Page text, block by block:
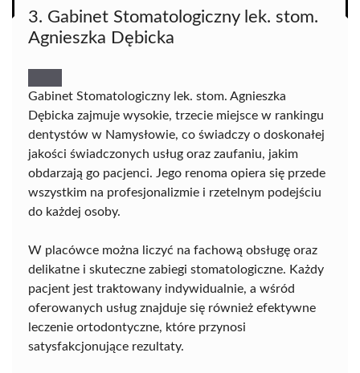
3. Gabinet Stomatologiczny lek. stom.
Agnieszka Dębicka
Gabinet Stomatologiczny lek. stom. Agnieszka
Dębicka zajmuje wysokie, trzecie miejsce w rankingu
dentystów w Namysłowie, co świadczy o doskonałej
jakości świadczonych usług oraz zaufaniu, jakim
obdarzają go pacjenci. Jego renoma opiera się przede
wszystkim na profesjonalizmie i rzetelnym podejściu
do każdej osoby.
W placówce można liczyć na fachową obsługę oraz
delikatne i skuteczne zabiegi stomatologiczne. Każdy
pacjent jest traktowany indywidualnie, a wśród
oferowanych usług znajduje się również efektywne
leczenie ortodontyczne, które przynosi
satysfakcjonujące rezultaty.